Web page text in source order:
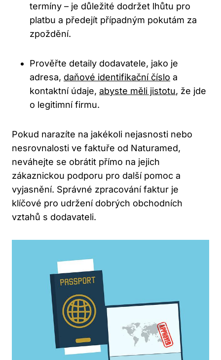
termíny – je důležité dodržet lhůtu pro
platbu a předejít ⁤případným⁤ pokutám za
zpoždění.
Prověřte detaily dodavatele, jako je
adresa, daňové identifikační číslo a ​
kontaktní⁤ údaje, abyste měli jistotu, že jde
o ​legitimní firmu.
Pokud ‌narazíte na‌ jakékoli nejasnosti nebo
nesrovnalosti ve faktuře od Naturamed,
neváhejte se ​obrátit přímo na jejich
zákaznickou podporu pro ‌další pomoc a
vyjasnění. Správné ⁢zpracování faktur je
klíčové pro⁢ udržení dobrých obchodních⁢
vztahů s‍ dodavateli.